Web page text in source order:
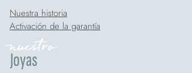
Nuestra historia
Activación de la garantía
nuestro
Joyas